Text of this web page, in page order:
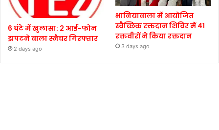
6 घंटे में खुलासा: 2 आई-फोन
झपटने वाला स्नैचर गिरफ्तार
2 days ago
भानियावाला में आयोजित
स्वैच्छिक रक्तदान शिविर में 41
रक्तवीरों ने किया रक्तदान
3 days ago